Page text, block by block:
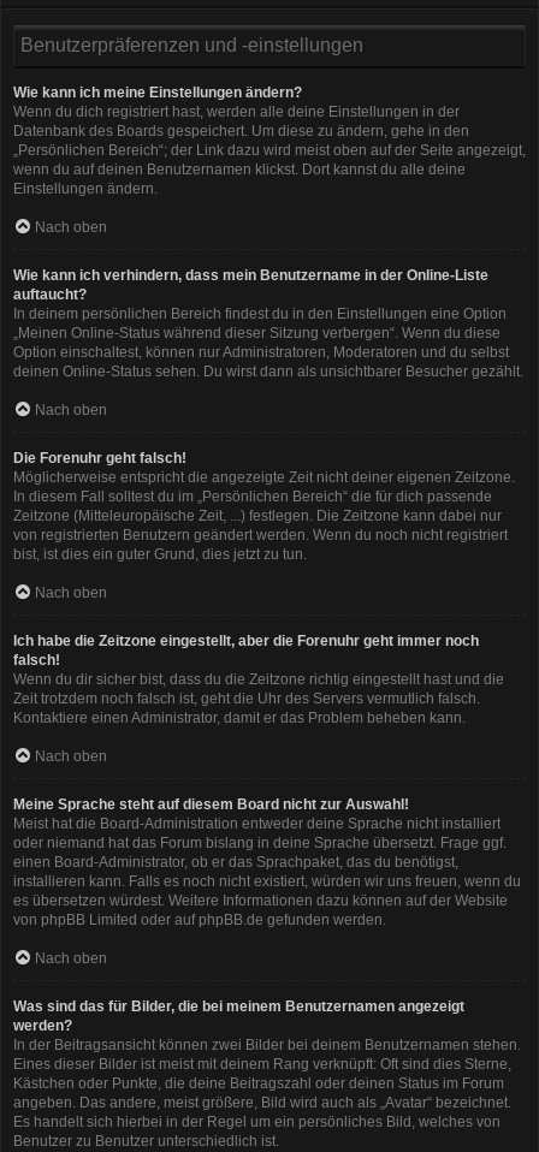
Benutzerpräferenzen und -einstellungen
Wie kann ich meine Einstellungen ändern?
Wenn du dich registriert hast, werden alle deine Einstellungen in der
Datenbank des Boards gespeichert. Um diese zu ändern, gehe in den
„Persönlichen Bereich“; der Link dazu wird meist oben auf der Seite angezeigt,
wenn du auf deinen Benutzernamen klickst. Dort kannst du alle deine
Einstellungen ändern.
Nach oben
Wie kann ich verhindern, dass mein Benutzername in der Online-Liste
auftaucht?
In deinem persönlichen Bereich findest du in den Einstellungen eine Option
„Meinen Online-Status während dieser Sitzung verbergen“. Wenn du diese
Option einschaltest, können nur Administratoren, Moderatoren und du selbst
deinen Online-Status sehen. Du wirst dann als unsichtbarer Besucher gezählt.
Nach oben
Die Forenuhr geht falsch!
Möglicherweise entspricht die angezeigte Zeit nicht deiner eigenen Zeitzone.
In diesem Fall solltest du im „Persönlichen Bereich“ die für dich passende
Zeitzone (Mitteleuropäische Zeit, ...) festlegen. Die Zeitzone kann dabei nur
von registrierten Benutzern geändert werden. Wenn du noch nicht registriert
bist, ist dies ein guter Grund, dies jetzt zu tun.
Nach oben
Ich habe die Zeitzone eingestellt, aber die Forenuhr geht immer noch
falsch!
Wenn du dir sicher bist, dass du die Zeitzone richtig eingestellt hast und die
Zeit trotzdem noch falsch ist, geht die Uhr des Servers vermutlich falsch.
Kontaktiere einen Administrator, damit er das Problem beheben kann.
Nach oben
Meine Sprache steht auf diesem Board nicht zur Auswahl!
Meist hat die Board-Administration entweder deine Sprache nicht installiert
oder niemand hat das Forum bislang in deine Sprache übersetzt. Frage ggf.
einen Board-Administrator, ob er das Sprachpaket, das du benötigst,
installieren kann. Falls es noch nicht existiert, würden wir uns freuen, wenn du
es übersetzen würdest. Weitere Informationen dazu können auf der Website
von phpBB Limited oder auf phpBB.de gefunden werden.
Nach oben
Was sind das für Bilder, die bei meinem Benutzernamen angezeigt
werden?
In der Beitragsansicht können zwei Bilder bei deinem Benutzernamen stehen.
Eines dieser Bilder ist meist mit deinem Rang verknüpft: Oft sind dies Sterne,
Kästchen oder Punkte, die deine Beitragszahl oder deinen Status im Forum
angeben. Das andere, meist größere, Bild wird auch als „Avatar“ bezeichnet.
Es handelt sich hierbei in der Regel um ein persönliches Bild, welches von
Benutzer zu Benutzer unterschiedlich ist.